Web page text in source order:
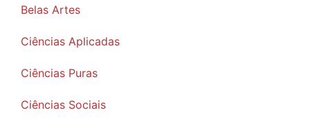
Belas Artes
Ciências Aplicadas
Ciências Puras
Ciências Sociais